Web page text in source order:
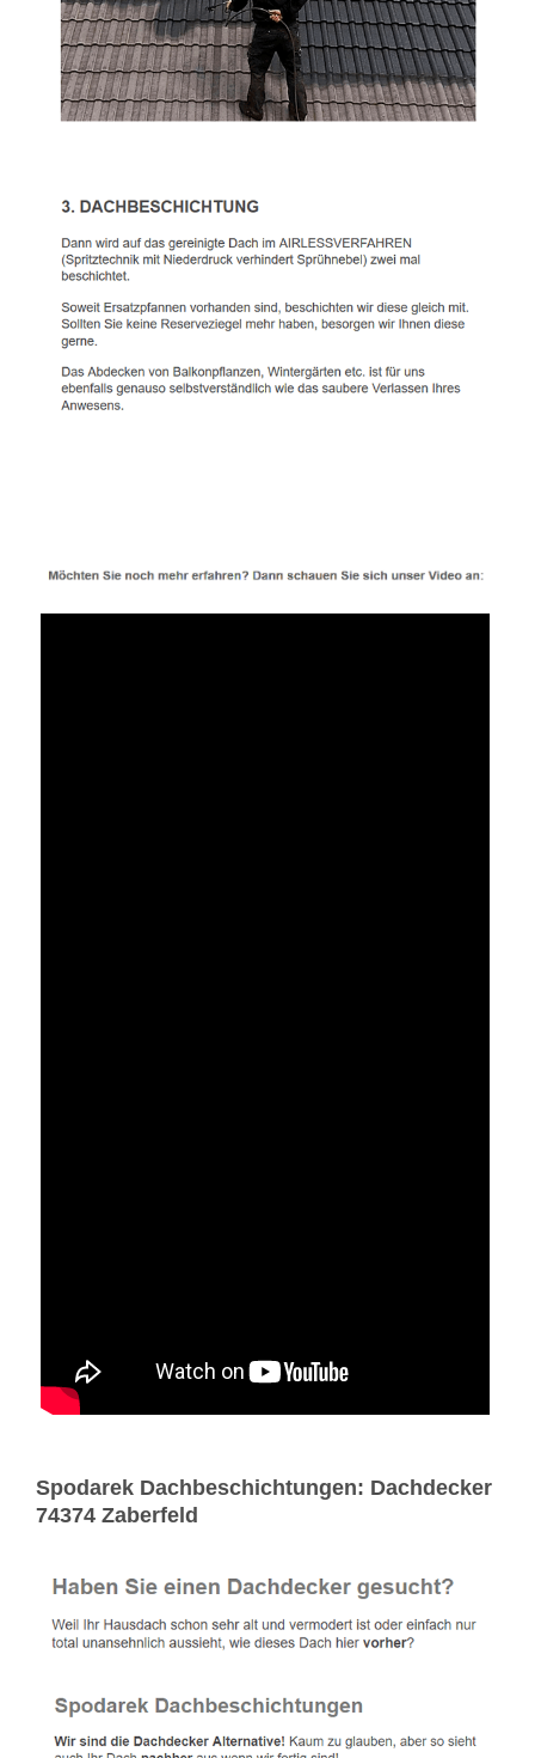
Spodarek Dachbeschichtungen: Dachdecker
74374 Zaberfeld